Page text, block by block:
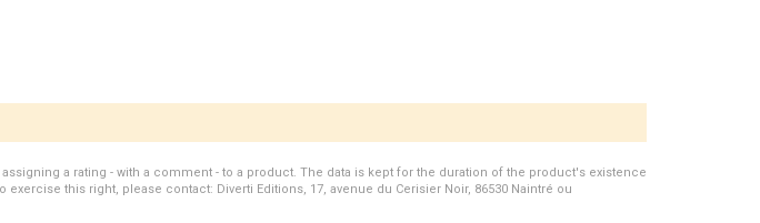
a rating - with a comment - to a product. The data is kept for the duration of the product's existence
this right, please contact: Diverti Editions, 17, avenue du Cerisier Noir, 86530 Naintré ou